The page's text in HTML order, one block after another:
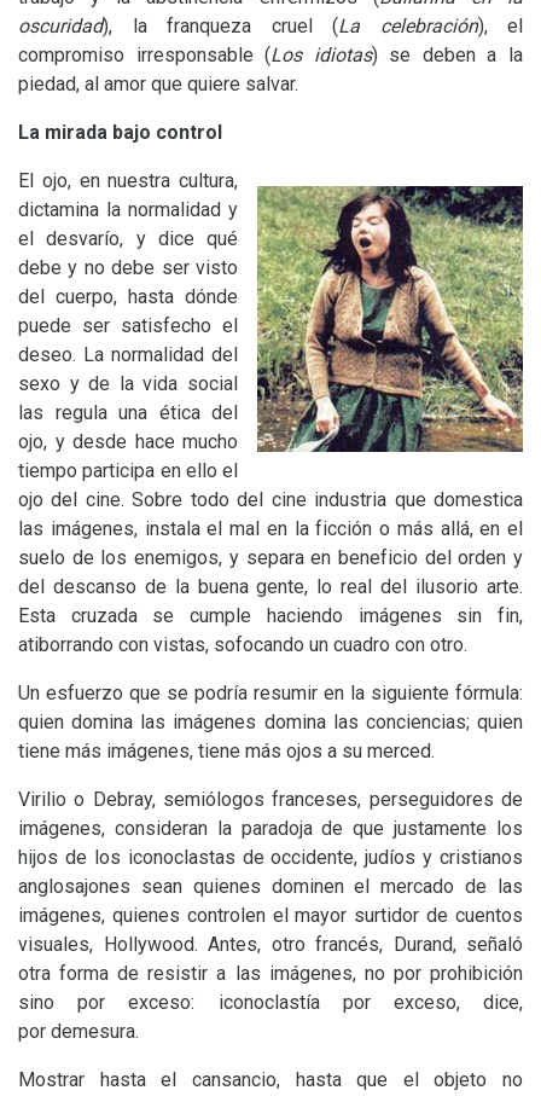
oscuridad), la franqueza cruel (La celebración), el
compromiso irresponsable (Los idiotas) se deben a la
piedad, al amor que quiere salvar.
La mirada bajo control
El ojo, en nuestra cultura,
dictamina la normalidad y
el desvarío, y dice qué
debe y no debe ser visto
del cuerpo, hasta dónde
puede ser satisfecho el
deseo. La normalidad del
sexo y de la vida social
las regula una ética del
ojo, y desde hace mucho
tiempo participa en ello el
ojo del cine. Sobre todo del cine industria que domestica
las imágenes, instala el mal en la ficción o más allá, en el
suelo de los enemigos, y separa en beneficio del orden y
del descanso de la buena gente, lo real del ilusorio arte.
Esta cruzada se cumple haciendo imágenes sin fin,
atiborrando con vistas, sofocando un cuadro con otro.
Un esfuerzo que se podría resumir en la siguiente fórmula:
quien domina las imágenes domina las conciencias; quien
tiene más imágenes, tiene más ojos a su merced.
Virilio o Debray, semiólogos franceses, perseguidores de
imágenes, consideran la paradoja de que justamente los
hijos de los iconoclastas de occidente, judíos y cristianos
anglosajones sean quienes dominen el mercado de las
imágenes, quienes controlen el mayor surtidor de cuentos
visuales, Hollywood. Antes, otro francés, Durand, señaló
otra forma de resistir a las imágenes, no por prohibición
sino por exceso: iconoclastía por exceso, dice,
por demesura.
Mostrar hasta el cansancio, hasta que el objeto no